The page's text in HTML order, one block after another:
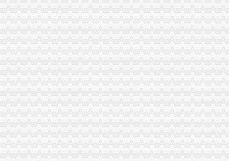
一元注册公司
成都工商登记制改革出个“一元注册”公司（图）_大成网_腾讯网
国外没注册资本的限制,一元就可注册公司。但100元还是有点滑稽,
1元注册公司
1元注册公司所带来的股权分红问题_会计服务_会员交流_会计科普论坛
1元钱就能注册公司是真的吗？_搜狐财经_搜狐网
0元注册公司
0元注册公司代理记账200元
0元注册公司
免费注册公司
-星港商务-免费注册公司-专业造就品质-
免费注册公司价格
重庆一元注册公司
【重庆易付科技有限公司招聘_重庆-渝北区新招聘信息】-前程无忧
重庆代理记账-重庆工商代办电话价格-重庆营业执照代办-重庆注册公司-